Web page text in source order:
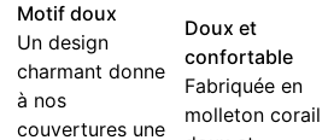
Motif doux
Un design
charmant donne
à nos
couvertures une
Doux et
confortable
Fabriquée en
molleton corail